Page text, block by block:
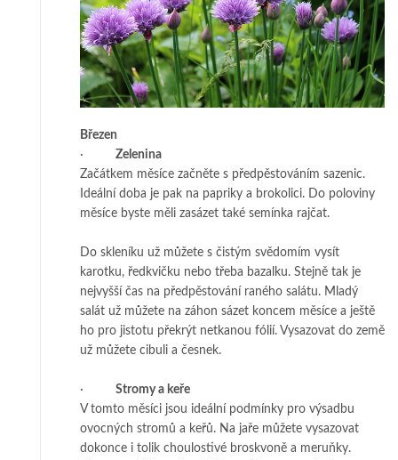
Březen
· Zelenina
Začátkem měsíce začněte s předpěstováním sazenic.
Ideální doba je pak na papriky a brokolici. Do poloviny
měsíce byste měli zasázet také semínka rajčat.
Do skleníku už můžete s čistým svědomím vysít
karotku, ředkvičku nebo třeba bazalku. Stejně tak je
nejvyšší čas na předpěstování raného salátu. Mladý
salát už můžete na záhon sázet koncem měsíce a ještě
ho pro jistotu překrýt netkanou fólií. Vysazovat do země
už můžete cibuli a česnek.
· Stromy a keře
V tomto měsíci jsou ideální podmínky pro výsadbu
ovocných stromů a keřů. Na jaře můžete vysazovat
dokonce i tolik choulostivé broskvoně a meruňky.